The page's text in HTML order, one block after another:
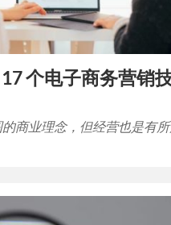
个电子商务营销
商业理念，但经营也是有所